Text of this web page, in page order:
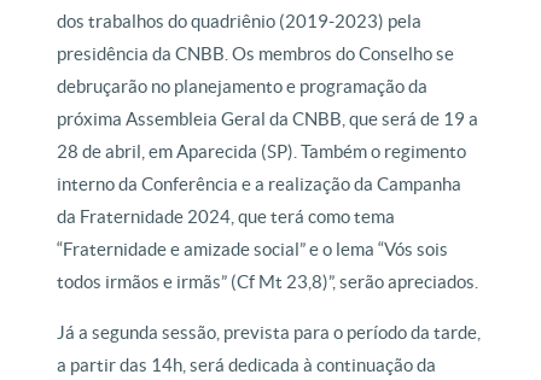
dos trabalhos do quadriênio (2019-2023) pela
presidência da CNBB. Os membros do Conselho se
debruçarão no planejamento e programação da
próxima Assembleia Geral da CNBB, que será de 19 a
28 de abril, em Aparecida (SP). Também o regimento
interno da Conferência e a realização da Campanha
da Fraternidade 2024, que terá como tema
“Fraternidade e amizade social” e o lema “Vós sois
todos irmãos e irmãs” (Cf Mt 23,8)”, serão apreciados.
Já a segunda sessão, prevista para o período da tarde,
a partir das 14h, será dedicada à continuação da